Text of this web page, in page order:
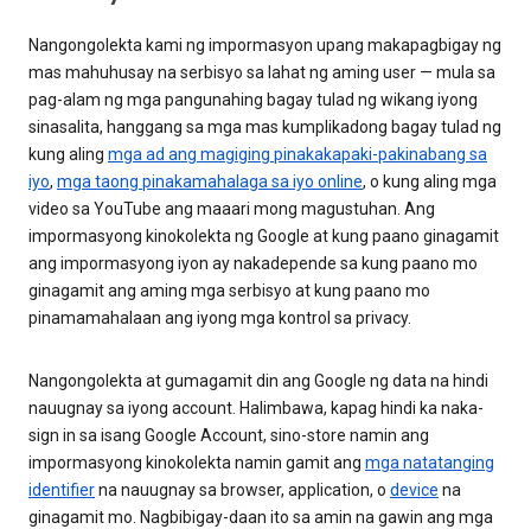
Nangongolekta kami ng impormasyon upang makapagbigay ng
mas mahuhusay na serbisyo sa lahat ng aming user — mula sa
pag-alam ng mga pangunahing bagay tulad ng wikang iyong
sinasalita, hanggang sa mga mas kumplikadong bagay tulad ng
kung aling mga ad ang magiging pinakakapaki-pakinabang sa
iyo, mga taong pinakamahalaga sa iyo online, o kung aling mga
video sa YouTube ang maaari mong magustuhan. Ang
impormasyong kinokolekta ng Google at kung paano ginagamit
ang impormasyong iyon ay nakadepende sa kung paano mo
ginagamit ang aming mga serbisyo at kung paano mo
pinamamahalaan ang iyong mga kontrol sa privacy.
Nangongolekta at gumagamit din ang Google ng data na hindi
nauugnay sa iyong account. Halimbawa, kapag hindi ka naka-
sign in sa isang Google Account, sino-store namin ang
impormasyong kinokolekta namin gamit ang mga natatanging
identifierna nauugnay sa browser, application, o device na
ginagamit mo. Nagbibigay-daan ito sa amin na gawin ang mga